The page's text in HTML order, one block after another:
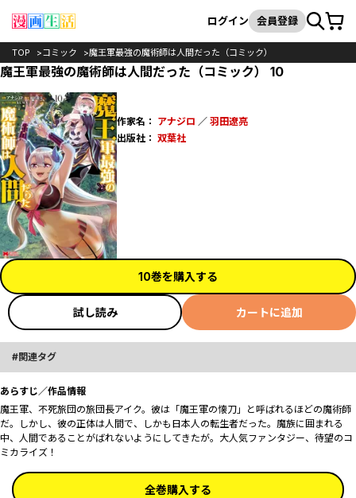
検索
ログイン 会員登録カート
TOP コミック 魔王軍最強の魔術師は人間だった（コミック）
魔王軍最強の魔術師は人間だった（コミック） 10
作家名： アナジロ ／ 羽田遼亮
出版社： 双葉社
10巻を購入する
試し読み カートに追加
関連タグ
あらすじ／作品情報
魔王軍、不死旅団の旅団長アイク。彼は「魔王軍の懐刀」と呼ばれるほどの魔術師
だ。しかし、彼の正体は人間で、しかも日本人の転生者だった。魔族に囲まれる
中、人間であることがばれないようにしてきたが――。大人気ファンタジー、待望のコ
ミカライズ！
全巻購入する